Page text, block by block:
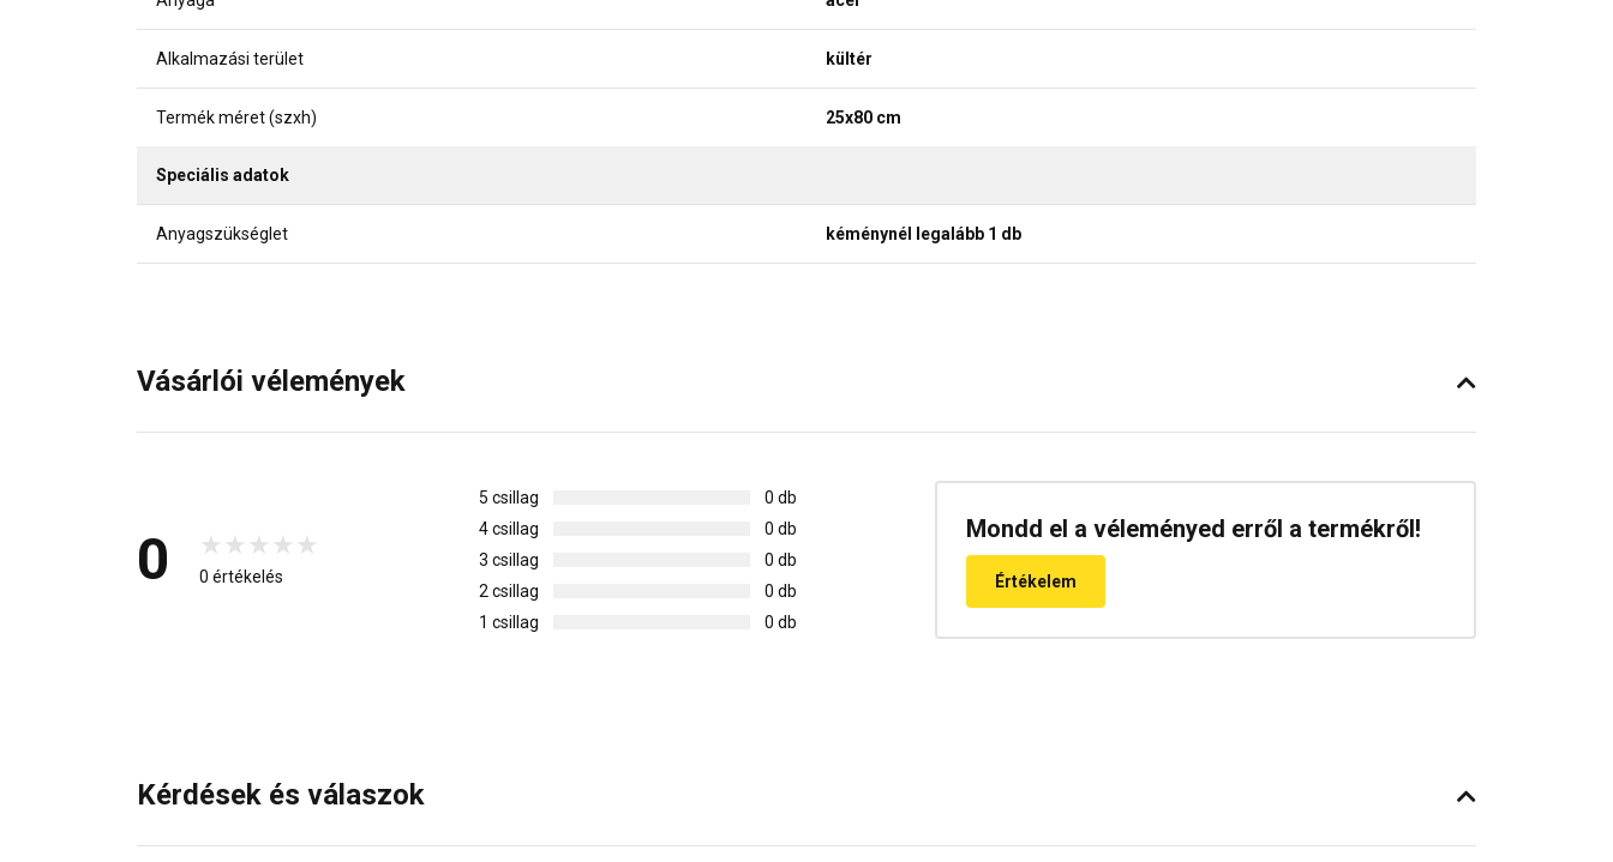
Alkalmazási terület kültér
Termék méret (szxh) 25x80 cm
Speciális adatok
Anyagszükséglet kéménynél legalább 1 db
Vásárlói vélemények
0 0 értékelés
5 csillag
0 db
4 csillag
0 db
3 csillag
0 db
2 csillag
0 db
1 csillag
0 db
Mondd el a véleményed erről a termékről!
Értékelem
Kérdések és válaszok